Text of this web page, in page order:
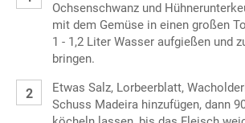
Ochsenschwanz und
mit dem Gemüse in einen großen
1 - 1,2 Liter Wasser aufgießen und
bringen.
Etwas Salz, Lorbeerblatt,
Schuss Madeira hinzufügen, dann